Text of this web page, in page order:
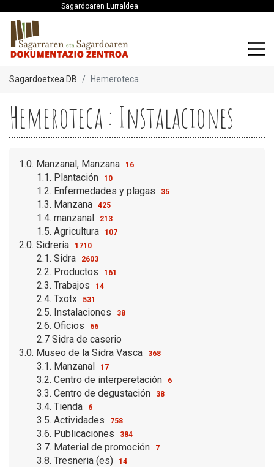
Sagardoaren Lurraldea
Sagardoetxea DB Hemeroteca
Hemeroteca : Instalaciones
1.0. Manzanal, Manzana 16
1.1. Plantación 10
1.2. Enfermedades y plagas 35
1.3. Manzana 425
1.4. manzanal 213
1.5. Agricultura 107
2.0. Sidrería 1710
2.1. Sidra 2603
2.2. Productos 161
2.3. Trabajos 14
2.4. Txotx 531
2.5. Instalaciones 38
2.6. Oficios 66
2.7 Sidra de caserio
3.0. Museo de la Sidra Vasca
368
3.1. Manzanal 17
3.2. Centro de interperetación 6
3.3. Centro de degustación 38
3.4. Tienda 6
3.5. Actividades 758
3.6. Publicaciones 384
3.7. Material de promoción 7
3.8. Tresneria (es) 14